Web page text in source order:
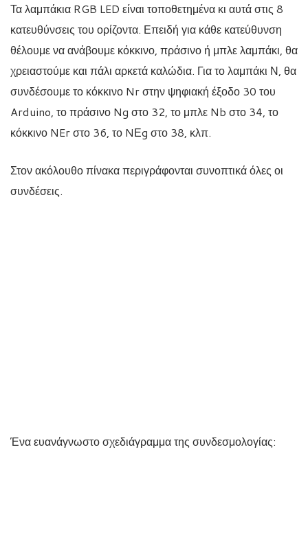
Τα λαμπάκια RGB LED είναι τοποθετημένα κι αυτά στις 8
κατευθύνσεις του ορίζοντα. Επειδή για κάθε κατεύθυνση
θέλουμε να ανάβουμε κόκκινο, πράσινο ή μπλε λαμπάκι, θα
χρειαστούμε και πάλι αρκετά καλώδια. Για το λαμπάκι Ν, θα
συνδέσουμε το κόκκινο Nr στην ψηφιακή έξοδο 30 του
Arduino, το πράσινο Ng στο 32, το μπλε Nb στο 34, το
κόκκινο NEr στο 36, το NΕg στο 38, κλπ.
Στον ακόλουθο πίνακα περιγράφονται συνοπτικά όλες οι
συνδέσεις.
Ένα ευανάγνωστο σχεδιάγραμμα της συνδεσμολογίας: